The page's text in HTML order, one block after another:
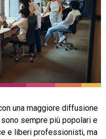
una maggiore diffusione
sempre più popolari e
e liberi professionisti, ma